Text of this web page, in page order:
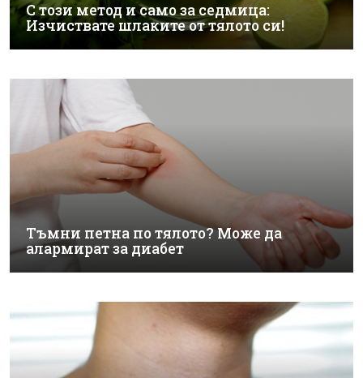
С този метод и само за седмица:
Изчиствате шлаките от тялото си!
Тъмни петна по тялото? Може да
алармират за диабет